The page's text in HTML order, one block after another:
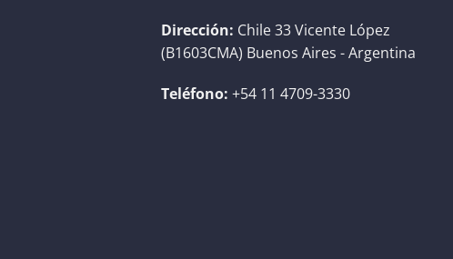
Dirección: Chile 33 Vicente López
(B1603CMA) Buenos Aires - Argentina
Teléfono: +54 11 4709-3330